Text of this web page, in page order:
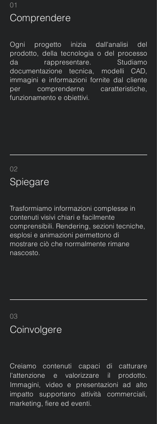
01
Comprendere
Ogni progetto inizia dall'analisi del
prodotto, della tecnologia o del processo
da rappresentare. Studiamo
documentazione tecnica, modelli CAD,
immagini e informazioni fornite dal cliente
per comprenderne caratteristiche,
funzionamento e obiettivi.
02
Spiegare
Trasformiamo informazioni complesse in
contenuti visivi chiari e facilmente
comprensibili. Rendering, sezioni tecniche,
esplosi e animazioni permettono di
mostrare ciò che normalmente rimane
nascosto.
03
Coinvolgere
Creiamo contenuti capaci di catturare
l'attenzione e valorizzare il prodotto.
Immagini, video e presentazioni ad alto
impatto supportano attività commerciali,
marketing, fiere ed eventi.